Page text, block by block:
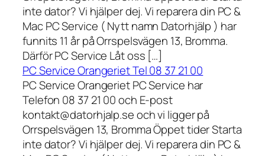
inte dator? Vi hjälper dej. Vi reparera din PC &
Mac PC Service ( Nytt namn Datorhjälp ) har
funnits 11 år på Orrspelsvägen 13, Bromma.
Därför PC Service Låt oss […]
PC Service Orangeriet Tel 08 37 21 00
PC Service Orangeriet PC Service har
Telefon 08 37 21 00 och E-post
kontakt@datorhjalp.se och vi ligger på
Orrspelsvägen 13, Bromma Öppet tider Starta
inte dator? Vi hjälper dej. Vi reparera din PC &